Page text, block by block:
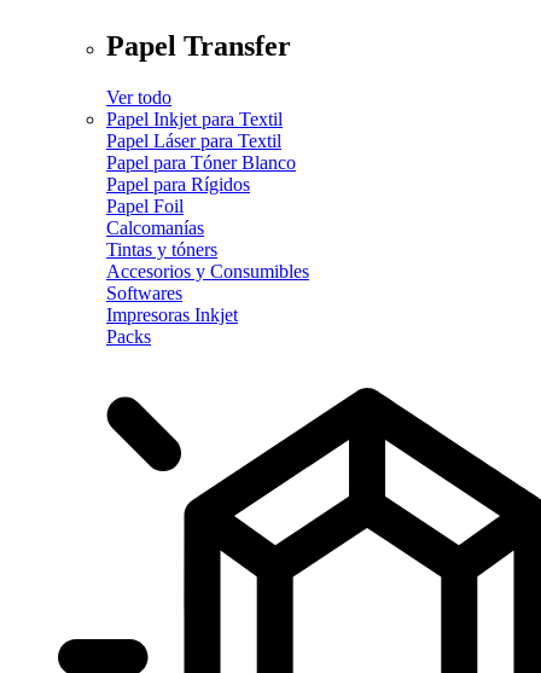
Papel Transfer
Ver todo
Papel Inkjet para Textil
Papel Láser para Textil
Papel para Tóner Blanco
Papel para Rígidos
Papel Foil
Calcomanías
Tintas y tóners
Accesorios y Consumibles
Softwares
Impresoras Inkjet
Packs